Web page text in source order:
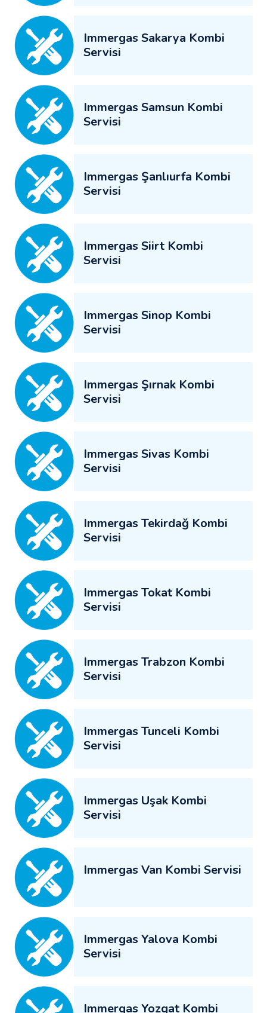
Immergas Sakarya Kombi
Servisi
Immergas Samsun Kombi
Servisi
Immergas Şanlıurfa Kombi
Servisi
Immergas Siirt Kombi
Servisi
Immergas Sinop Kombi
Servisi
Immergas Şırnak Kombi
Servisi
Immergas Sivas Kombi
Servisi
Immergas Tekirdağ Kombi
Servisi
Immergas Tokat Kombi
Servisi
Immergas Trabzon Kombi
Servisi
Immergas Tunceli Kombi
Servisi
Immergas Uşak Kombi
Servisi
Immergas Van Kombi Servisi
Immergas Yalova Kombi
Servisi
Immergas Yozgat Kombi